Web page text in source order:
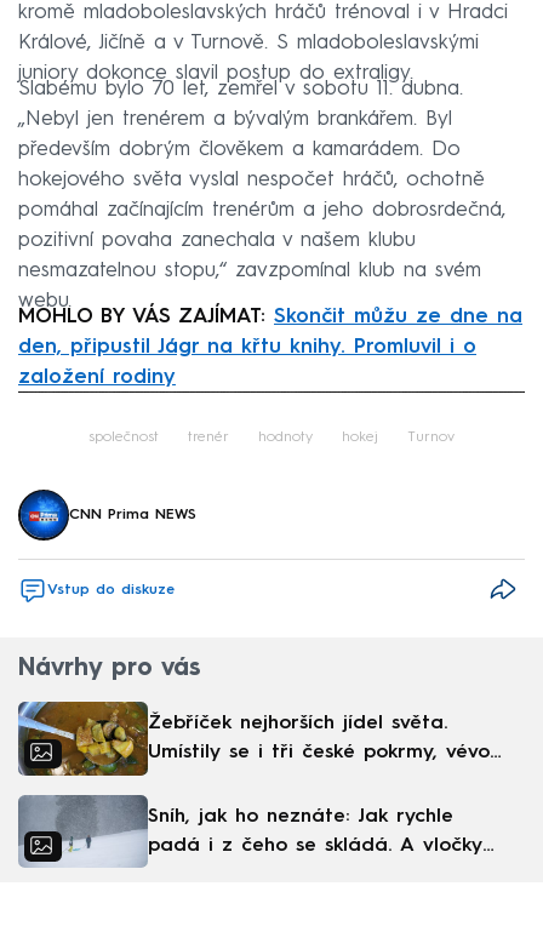
kromě mladoboleslavských hráčů trénoval i v Hradci
Králové, Jičíně a v Turnově. S mladoboleslavskými
juniory dokonce slavil postup do extraligy.
Slabému bylo 70 let, zemřel v sobotu 11. dubna.
„Nebyl jen trenérem a bývalým brankářem. Byl
především dobrým člověkem a kamarádem. Do
hokejového světa vyslal nespočet hráčů, ochotně
pomáhal začínajícím trenérům a jeho dobrosrdečná,
pozitivní povaha zanechala v našem klubu
nesmazatelnou stopu,“ zavzpomínal klub na svém
webu.
MOHLO BY VÁS ZAJÍMAT: Skončit můžu ze dne na
den, připustil Jágr na křtu knihy. Promluvil i o
založení rodiny
společnost trenér hodnoty hokej Turnov
CNN Prima NEWS
Vstup do diskuze
Návrhy pro vás
Žebříček nejhorších jídel světa.
Umístily se i tři české pokrmy, vévodí
Sníh, jak ho neznáte: Jak rychle
padá i z čeho se skládá. A vločky